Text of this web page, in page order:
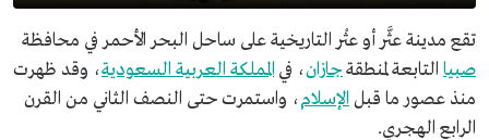
تقع مدينة عثَّر أو عثْر التاريخية على ساحل البحر الأحمر في محافظة
صبيا التابعة لمنطقةجازان، في المملكة العربية السعودية، وقد ظهرت
منذ عصور ما قبل الإسلام، واستمرت حتى النصف الثاني من القرن
الرابع الهجري.